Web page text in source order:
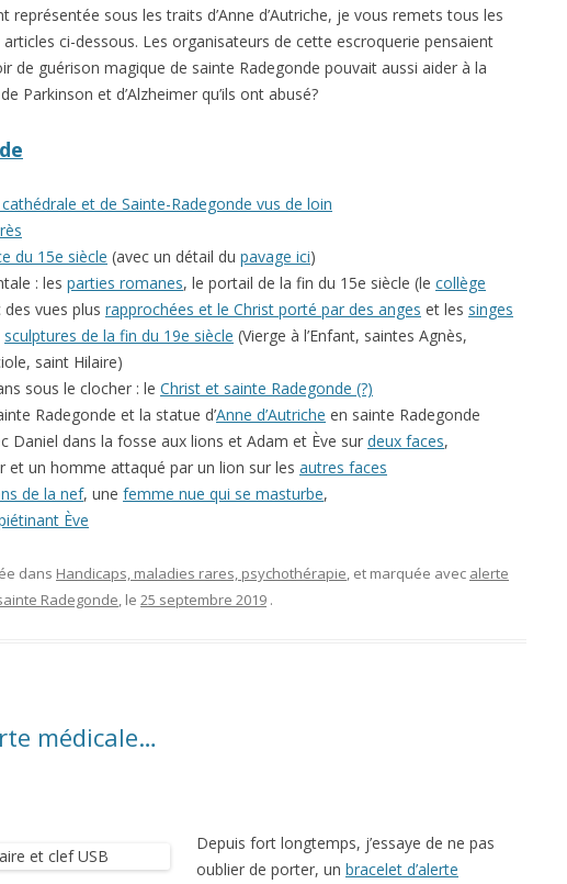
représentée sous les traits d’Anne d’Autriche, je vous remets tous les
ci-dessous. Les organisateurs de cette escroquerie pensaient
de guérison magique de sainte Radegonde pouvait aussi aider à la
Parkinson et d’Alzheimer qu’ils ont abusé?
et de Sainte-Radegonde vus de loin
du 15e siècle (avec un détail du pavage ici)
: les parties romanes, le portail de la fin du 15e siècle (le collège
des vues plus rapprochées et le Christ porté par des anges et les singes
sculptures de la fin du 19e siècle (Vierge à l’Enfant, saintes Agnès,
saint Hilaire)
sous le clocher : le Christ et sainte Radegonde (?)
Radegonde et la statue d’Anne d’Autriche en sainte Radegonde
Daniel dans la fosse aux lions et Adam et Ève sur deux faces,
et un homme attaqué par un lion sur les autres faces
de la nef, une femme nue qui se masturbe,
Ève
dans Handicaps, maladies rares, psychothérapie, et marquée avec alerte
Radegonde, le 25 septembre 2019 .
médicale…
Depuis fort longtemps, j’essaye de ne pas
oublier de porter, un bracelet d’alerte